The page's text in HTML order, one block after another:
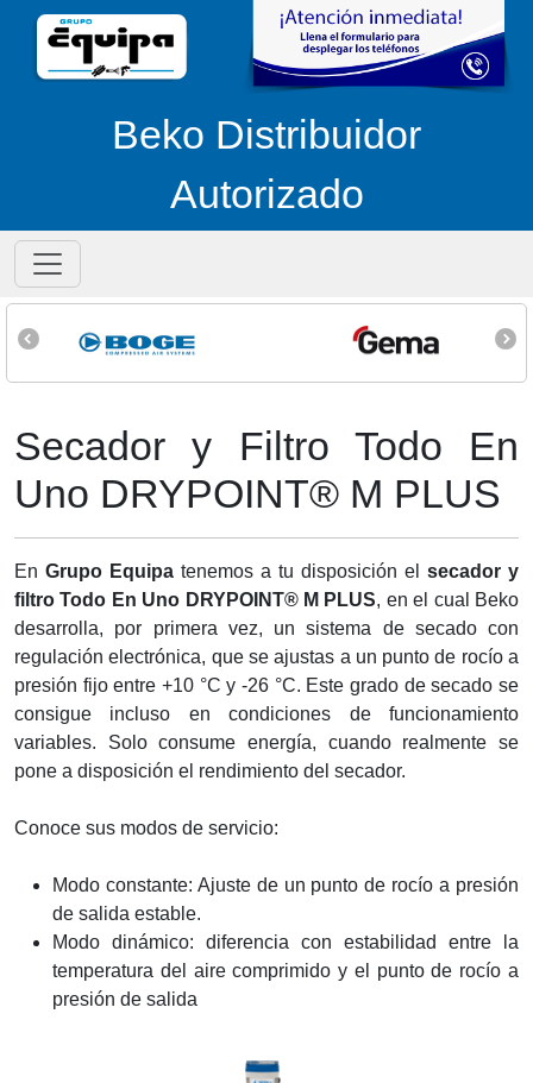
Beko Distribuidor
Autorizado
Secador y Filtro Todo En
Uno DRYPOINT® M PLUS
En Grupo Equipa tenemos a tu disposición el secador y
filtro Todo En Uno DRYPOINT® M PLUS, en el cual Beko
desarrolla, por primera vez, un sistema de secado con
regulación electrónica, que se ajustas a un punto de rocío a
presión fijo entre +10 °C y -26 °C. Este grado de secado se
consigue incluso en condiciones de funcionamiento
variables. Solo consume energía, cuando realmente se
pone a disposición el rendimiento del secador.
Conoce sus modos de servicio:
Modo constante: Ajuste de un punto de rocío a presión
de salida estable.
Modo dinámico: diferencia con estabilidad entre la
temperatura del aire comprimido y el punto de rocío a
presión de salida